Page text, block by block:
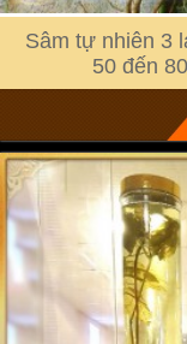
Sâm tự nhiên 3
50 đến